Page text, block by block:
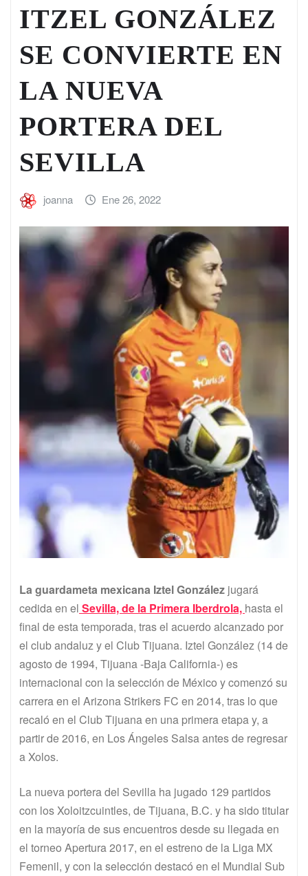
ITZEL GONZÁLEZ
SE CONVIERTE EN
LA NUEVA
PORTERA DEL
SEVILLA
joanna Ene 26, 2022
La guardameta mexicana Iztel González jugará
cedida en el Sevilla, de la Primera Iberdrola, hasta el
final de esta temporada, tras el acuerdo alcanzado por
el club andaluz y el Club Tijuana. Iztel González (14 de
agosto de 1994, Tijuana -Baja California-) es
internacional con la selección de México y comenzó su
carrera en el Arizona Strikers FC en 2014, tras lo que
recaló en el Club Tijuana en una primera etapa y, a
partir de 2016, en Los Ángeles Salsa antes de regresar
a Xolos.
La nueva portera del Sevilla ha jugado 129 partidos
con los Xoloitzcuintles, de Tijuana, B.C. y ha sido titular
en la mayoría de sus encuentros desde su llegada en
el torneo Apertura 2017, en el estreno de la Liga MX
Femenil, y con la selección destacó en el Mundial Sub